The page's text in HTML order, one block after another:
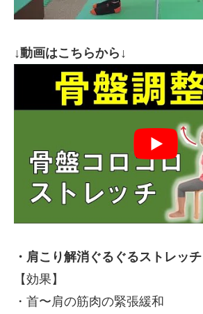
↓動画はこちらから↓
・肩こり解消ぐるぐるストレッチ
【効果】
・首〜肩の筋肉の緊張緩和